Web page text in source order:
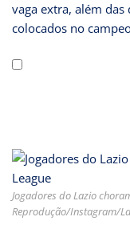
vaga extra, além
colocados no
Jogadores do Lazio
Reprodução/Instagram/